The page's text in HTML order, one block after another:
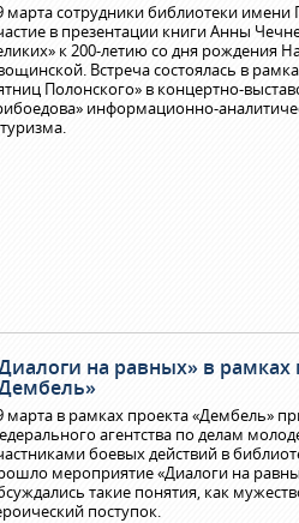
марта сотрудники библиотеки имени
в презентации книги Анны
к 200-летию со дня рождения
Встреча состоялась в
Полонского» в концертно-
информационно-
на равных» в рамках
марта в рамках проекта «Дембель»
агентства по делам
боевых действий в
мероприятие «Диалоги на
такие понятия, как
поступок.